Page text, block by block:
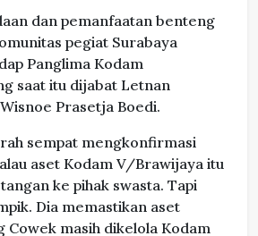
dan pemanfaatan benteng
pegiat Surabaya
Panglima Kodam
saat itu dijabat Letnan
Prasetja Boedi.
sempat mengkonfirmasi
aset Kodam V/Brawijaya itu
ke pihak swasta. Tapi
Dia memastikan aset
Cowek masih dikelola Kodam